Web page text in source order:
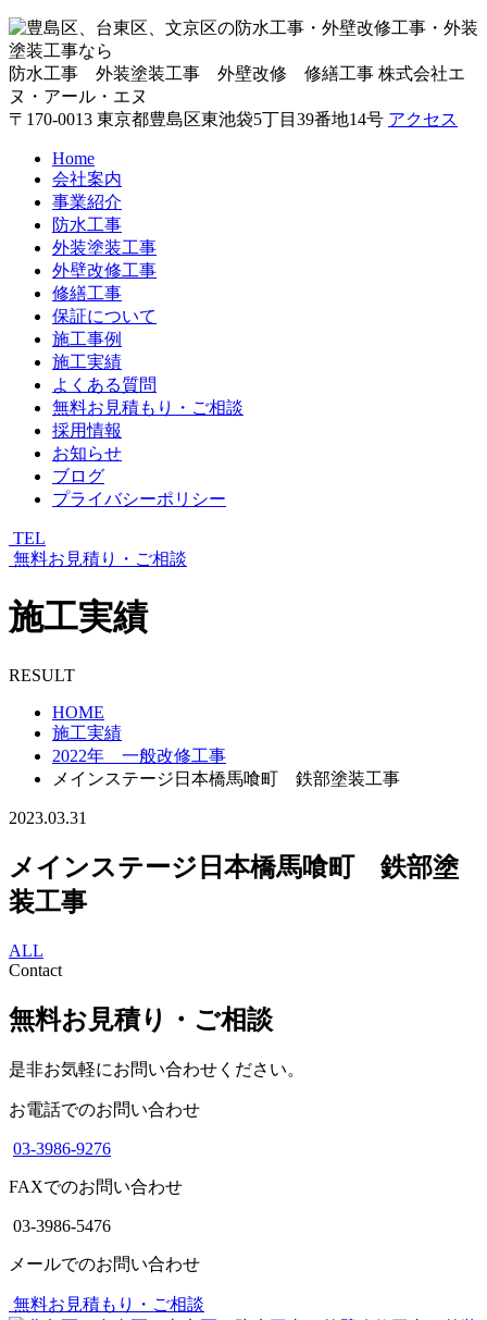
防水工事 外装塗装工事 外壁改修 修繕工事 株式会社エ
ヌ・アール・エヌ
〒170-0013 東京都豊島区東池袋5丁目39番地14号 アクセス
Home
会社案内
事業紹介
防水工事
外装塗装工事
外壁改修工事
修繕工事
保証について
施工事例
施工実績
よくある質問
無料お見積もり・ご相談
採用情報
お知らせ
ブログ
プライバシーポリシー
TEL
無料お見積り・ご相談
施工実績
RESULT
HOME
施工実績
2022年 一般改修工事
メインステージ日本橋馬喰町 鉄部塗装工事
2023.03.31
メインステージ日本橋馬喰町 鉄部塗
装工事
ALL
Contact
無料お見積り・ご相談
是非お気軽にお問い合わせください。
お電話でのお問い合わせ
03-3986-9276
FAXでのお問い合わせ
03-3986-5476
メールでのお問い合わせ
無料お見積もり・ご相談